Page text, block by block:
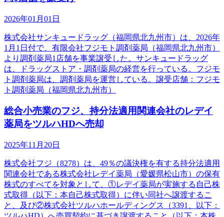
2026年01月01日
株式会社サンキュードラッグ（福岡県北九州市）は、2026年
1月1日付で、有限会社フジモト調剤薬局（福岡県北九州市）
より調剤薬局1店舗を事業譲受した。サンキュードラッグ
は、ドラッグストア・調剤薬局の経営を行っている。フジモ
ト調剤薬局は、調剤薬局を運営している。譲受店舗：フジモ
ト調剤薬局（福岡県北九州市）
総合小売業のフジ、持分法適用関連会社のレデイ
薬局をツルハHDへ売却
2025年11月20日
株式会社フジ（8278）は、49％の議決権を有する持分法適用
関連会社である株式会社レデイ薬局（愛媛県松山市）の保有
株式のすべてを対象として、①レデイ薬局が実施する自己株
式取得（以下：本自己株式取得）に伴い同社へ譲渡するこ
と、及び②株式会社ツルハホールディングス（3391、以下：